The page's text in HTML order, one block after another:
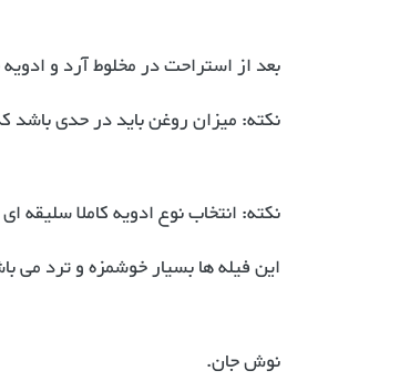
بعد از استراحت در مخلوط آرد و
نکته: میزان روغن باید در حدی باشد
نکته: انتخاب نوع ادویه کاملا سلیقه
این فیله ها بسیار خوشمزه و ترد می
نوش جان.